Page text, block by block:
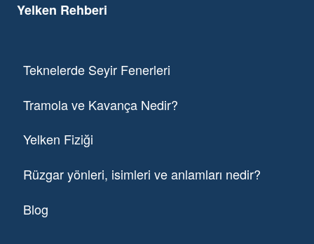
Yelken Rehberi
Teknelerde Seyir Fenerleri
Tramola ve Kavança Nedir?
Yelken Fiziği
Rüzgar yönleri, isimleri ve anlamları nedir?
Blog